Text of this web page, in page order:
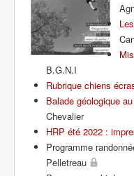
B.G.N.I
Rubrique chiens
Balade géologique
Chevalier
HRP été 2022 :
Programme
Pelletreau